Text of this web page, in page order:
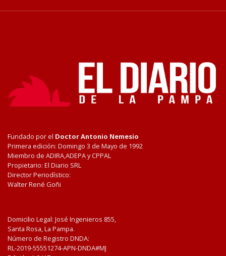
Fundado por el Doctor Antonio Nemesio
Primera edición: Domingo 3 de Mayo de 1992
Miembro de ADIRA,ADEPA y CPPAL
Propietario: El Diario SRL
Director Periodístico:
Walter René Goñi
Domicilio Legal: José Ingenieros 855,
Santa Rosa, La Pampa.
Número de Registro DNDA:
RL-2019-55551274-APN-DNDA#MJ